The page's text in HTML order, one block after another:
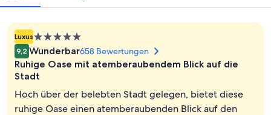
Luxus5.0-
Sterne-
Unterkunft
9,2 Wunderbar658 Bewertungen
Ruhige Oase mit atemberaubendem Blick auf die
Stadt
Hoch über der belebten Stadt gelegen, bietet diese
ruhige Oase einen atemberaubenden Blick auf den